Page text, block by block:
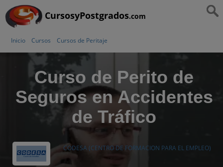
CursosyPostgrados.com
Inicio Cursos Cursos de Peritaje
Curso de Perito de
Seguros en Accidentes
de Tráfico
CODESA (CENTRO DE FORMACION PARA EL EMPLEO)